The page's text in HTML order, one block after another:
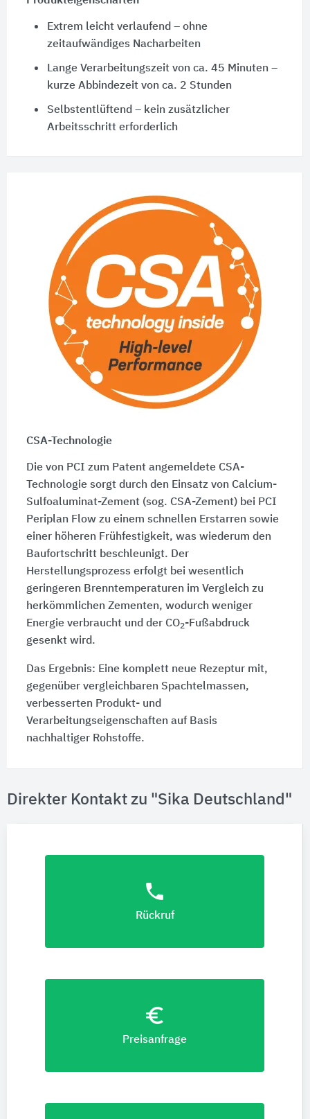
Extrem leicht verlaufend – ohne
zeitaufwändiges Nacharbeiten
Lange Verarbeitungszeit von ca. 45 Minuten –
kurze Abbindezeit von ca. 2 Stunden
Selbstentlüftend – kein zusätzlicher
Arbeitsschritt erforderlich
CSA-Technologie
Die von PCI zum Patent angemeldete CSA-
Technologie sorgt durch den Einsatz von Calcium-
Sulfoaluminat-Zement (sog. CSA-Zement) bei PCI
Periplan Flow zu einem schnellen Erstarren sowie
einer höheren Frühfestigkeit, was wiederum den
Baufortschritt beschleunigt. Der
Herstellungsprozess erfolgt bei wesentlich
geringeren Brenntemperaturen im Vergleich zu
herkömmlichen Zementen, wodurch weniger
Energie verbraucht und der CO2-Fußabdruck
gesenkt wird.
Das Ergebnis: Eine komplett neue Rezeptur mit,
gegenüber vergleichbaren Spachtelmassen,
verbesserten Produkt- und
Verarbeitungseigenschaften auf Basis
nachhaltiger Rohstoffe.
Direkter Kontakt zu "Sika Deutschland"
phone
Rückruf
euro_symbol
Preisanfrage